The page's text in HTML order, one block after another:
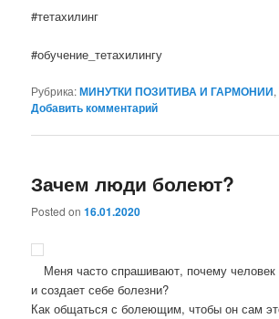
#тетахилинг
#обучение_тетахилингу
Рубрика:МИНУТКИ ПОЗИТИВА И ГАРМОНИИ,
Добавить комментарий
Зачем люди болеют?
Posted on16.01.2020
Меня часто спрашивают, почему человек
и создает себе болезни?
Как общаться с болеющим, чтобы он сам